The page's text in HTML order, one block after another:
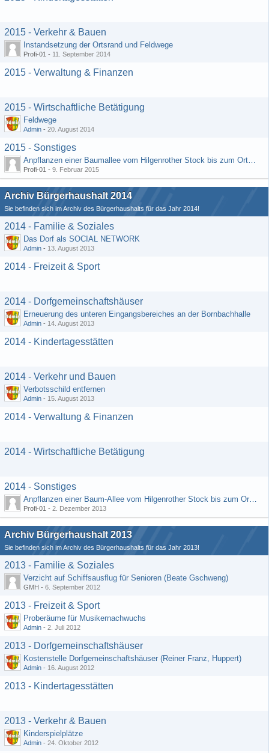
2015 - Verkehr & Bauen
Instandsetzung der Ortsrand und Feldwege
Profi-01 - 11. September 2014
2015 - Verwaltung & Finanzen
2015 - Wirtschaftliche Betätigung
Feldwege
Admin - 20. August 2014
2015 - Sonstiges
Anpflanzen einer Baumallee vom Hilgenrother Stock bis zum Ortseingang
Profi-01 - 9. Februar 2015
Archiv Bürgerhaushalt 2014
Sie befinden sich im Archiv des Bürgerhaushalts für das Jahr 2014!
2014 - Familie & Soziales
Das Dorf als SOCIAL NETWORK
Admin - 13. August 2013
2014 - Freizeit & Sport
2014 - Dorfgemeinschaftshäuser
Erneuerung des unteren Eingangsbereiches an der Bornbachhalle
Admin - 14. August 2013
2014 - Kindertagesstätten
2014 - Verkehr und Bauen
Verbotsschild entfernen
Admin - 15. August 2013
2014 - Verwaltung & Finanzen
2014 - Wirtschaftliche Betätigung
2014 - Sonstiges
Anpflanzen einer Baum-Allee vom Hilgenrother Stock bis zum Ortseingang
Profi-01 - 2. Dezember 2013
Archiv Bürgerhaushalt 2013
Sie befinden sich im Archiv des Bürgerhaushalts für das Jahr 2013!
2013 - Familie & Soziales
Verzicht auf Schiffsausflug für Senioren (Beate Gschweng)
GMH - 6. September 2012
2013 - Freizeit & Sport
Proberäume für Musikernachwuchs
Admin - 2. Juli 2012
2013 - Dorfgemeinschaftshäuser
Kostenstelle Dorfgemeinschaftshäuser (Reiner Franz, Huppert)
Admin - 16. August 2012
2013 - Kindertagesstätten
2013 - Verkehr & Bauen
Kinderspielplätze
Admin - 24. Oktober 2012